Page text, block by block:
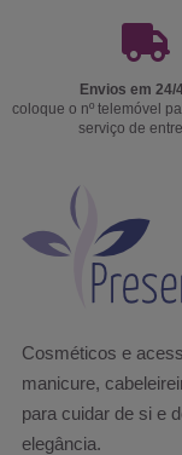
Envios em 24/
coloque o nº telemóvel
serviço de
Cosméticos e
manicure,
para cuidar de si e
elegância.